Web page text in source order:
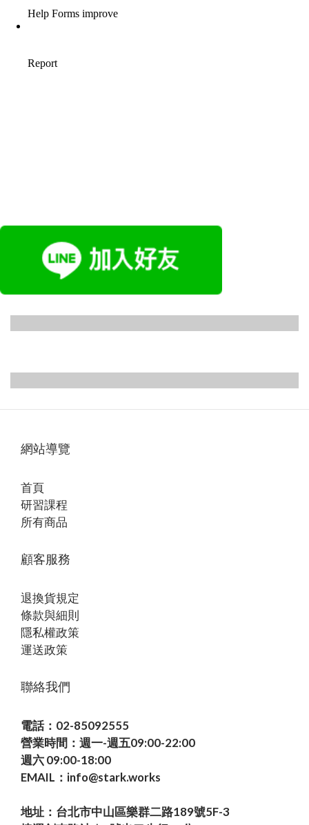
主題一：胸腰筋
2025/03/15-16
台南場
主題二：彈性行
北場
2025/04/19-20
主題四：筋膜彈
性訓練在運動與
呼吸上的應用
主題五：上肢筋
膜與筋膜適能訓
網站導覽
首頁
研習課程
所有商品
顧客服務
退換貨規定
條款與細則
隱私權政策
運送政策
聯絡我們
電話：02-85092555
營業時間：週一-週五09:00-22:00
週六 09:00-18:00
EMAIL：info@stark.works
地址：台北市中山區樂群二路189號5F-3